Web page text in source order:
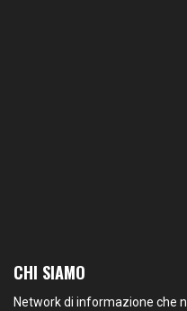
CHI SIAMO
Network di informazione che